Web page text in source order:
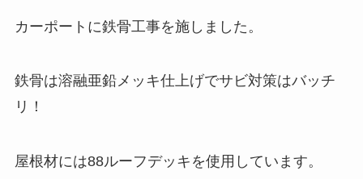
カーポートに鉄骨工事を施しました。
鉄骨は溶融亜鉛メッキ仕上げでサビ対策はバッチ
リ！
屋根材には88ルーフデッキを使用しています。